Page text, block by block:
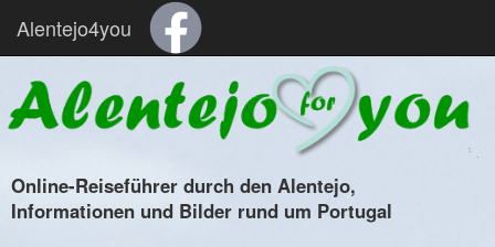
Alentejo4you
Online-Reiseführer durch den Alentejo,
Informationen und Bilder rund um Portugal